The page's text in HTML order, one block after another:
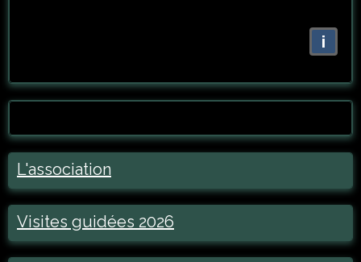
i
L'association
Visites guidées 2026